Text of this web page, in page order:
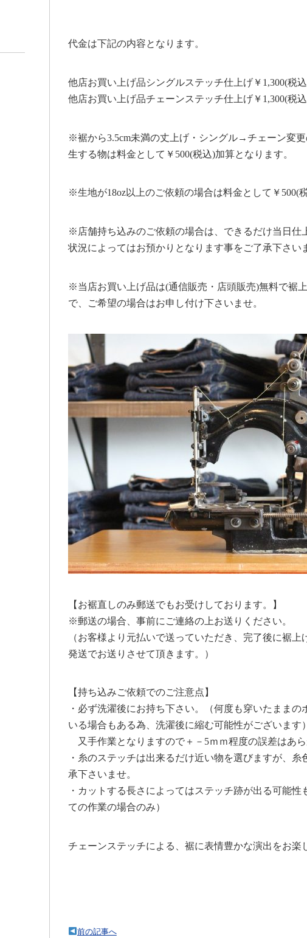
代金は下記の内容となります。
他店お買い上げ品シングルステッチ仕上げ￥1,300(税
他店お買い上げ品チェーンステッチ仕上げ￥1,300(税
※裾から3.5cm未満の丈上げ・シングル→チェーン変
生する物は料金として￥500(税込)加算となります。
※生地が18oz以上のご依頼の場合は料金として￥500(
※店舗持ち込みのご依頼の場合は、できるだけ当日仕
状況によってはお預かりとなります事をご了承下さい
※当店お買い上げ品は(通信販売・店頭販売)無料で裾
で、ご希望の場合はお申し付け下さいませ。
【お裾直しのみ郵送でもお受けしております。】
※郵送の場合、事前にご連絡の上お送りください。
（お客様より元払いで送っていただき、完了後に裾
発送でお送りさせて頂きます。）
【持ち込みご依頼でのご注意点】
・必ず洗濯後にお持ち下さい。（何度も穿いたまま
いる場合もある為、洗濯後に縮む可能性がございます
又手作業となりますので＋－5ｍｍ程度の誤差はあ
・糸のステッチは出来るだけ近い物を選びますが、
承下さいませ。
・カットする長さによってはステッチ跡が出る可能
ての作業の場合のみ）
チェーンステッチによる、裾に表情豊かな演出をお楽
前の記事へ